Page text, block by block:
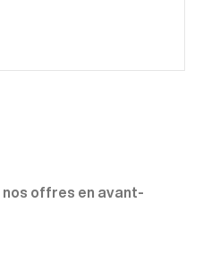
offres en avant-